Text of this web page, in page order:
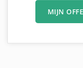
MIJN